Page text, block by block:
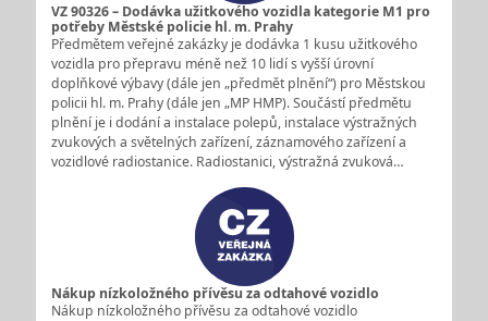
VZ 90326 – Dodávka užitkového vozidla kategorie M1 pro
potřeby Městské policie hl. m. Prahy
Předmětem veřejné zakázky je dodávka 1 kusu užitkového
vozidla pro přepravu méně než 10 lidí s vyšší úrovní
doplňkové výbavy (dále jen „předmět plnění“) pro Městskou
policii hl. m. Prahy (dále jen „MP HMP). Součástí předmětu
plnění je i dodání a instalace polepů, instalace výstražných
zvukových a světelných zařízení, záznamového zařízení a
vozidlové radiostanice. Radiostanici, výstražná zvuková…
Nákup nízkoložného přívěsu za odtahové vozidlo
Nákup nízkoložného přívěsu za odtahové vozidlo